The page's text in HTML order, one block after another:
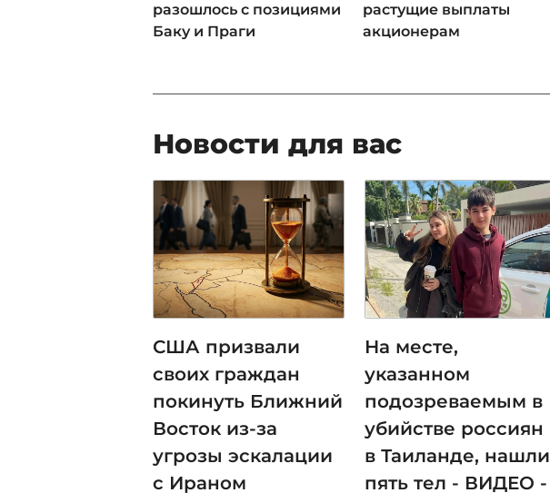
разошлось с позициями
Баку и Праги
растущие выплаты
акционерам
Новости для вас
США призвали
своих граждан
покинуть Ближний
Восток из-за
угрозы эскалации
с Ираном
На месте,
указанном
подозреваемым в
убийстве россиян
в Таиланде, нашли
пять тел - ВИДЕО -